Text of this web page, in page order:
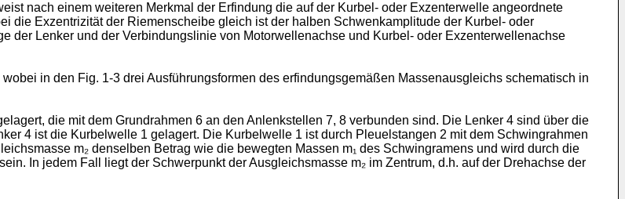
nach einem weiteren Merkmal der Erfindung die auf der Kurbel- oder Exzenterwelle angeordnete
die Exzentrizität der Riemen­scheibe gleich ist der halben Schwenkamplitude der Kurbel- oder
der Lenker und der Verbindungslinie von Motorwellen­achse und Kurbel- oder Exzenterwellenachse
in den Fig. 1-3 drei Ausführungsformen des er­findungsgemäßen Massenausgleichs schematisch in
die mit dem Grundrahmen 6 an den Anlenkstellen 7, 8 verbunden sind. Die Lenker 4 sind über die
4 ist die Kurbelwelle 1 gelagert. Die Kurbelwelle 1 ist durch Pleuelstan­gen 2 mit dem Schwingrahmen
m₂ denselben Betrag wie die bewegten Massen m₁ des Schwingramens und wird durch die
In jedem Fall liegt der Schwerpunkt der Ausgleichsmasse m₂ im Zentrum, d.h. auf der Drehachse der